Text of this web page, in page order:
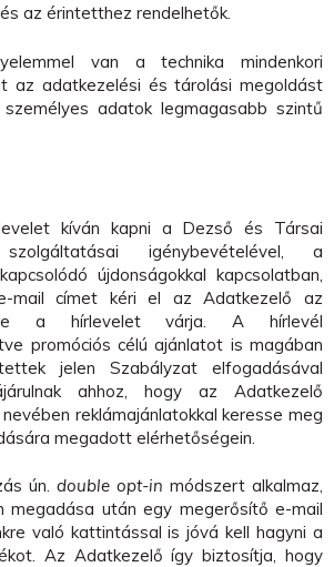
az érintetthez rendelhetők.
van a technika mindenkori
az adatkezelési és tárolási megoldást
adatok legmagasabb szintű
kíván kapni a Dezső és Társai
igénybevételével, a
újdonságokkal kapcsolatban,
mail címet kéri el az Adatkezelő az
a hírlevelet várja. A hírlevél
promóciós célú ajánlatot is magában
jelen Szabályzat elfogadásával
ahhoz, hogy az Adatkezelő
reklámajánlatokkal keresse meg
megadott elérhetőségein.
ún. double opt-in módszert alkalmaz,
megadása után egy megerősítő e-mail
való kattintással is jóvá kell hagyni a
Az Adatkezelő így biztosítja, hogy